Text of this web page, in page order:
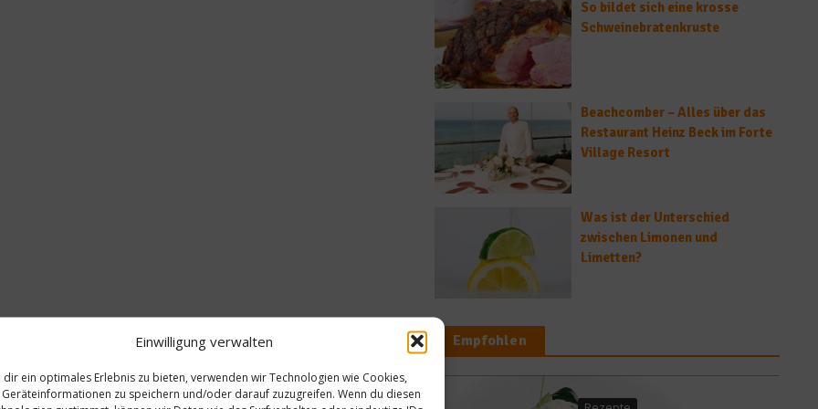
Einwilligung verwalten
dir ein optimales Erlebnis zu bieten, verwenden wir Technologien wie Cookies,
Geräteinformationen zu speichern und/oder darauf zuzugreifen. Wenn du diesen
So bildet sich eine krosse
Schweinebratenkruste
Beachcomber – Alles über das
Restaurant Heinz Beck im Forte
Village Resort
Was ist der Unterschied
zwischen Limonen und
Limetten?
Empfohlen